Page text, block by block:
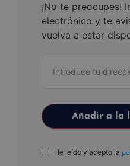
¡No te preocupes!
electrónico y te
vuelva a estar
He leído y acepto la